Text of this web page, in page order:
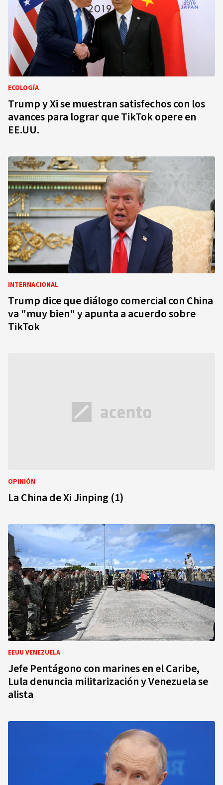
ECOLOGÍA
Trump y Xi se muestran satisfechos con los
avances para lograr que TikTok opere en
EE.UU.
INTERNACIONAL
Trump dice que diálogo comercial con China
va "muy bien" y apunta a acuerdo sobre
TikTok
OPINIÓN
La China de Xi Jinping (1)
EEUU VENEZUELA
Jefe Pentágono con marines en el Caribe,
Lula denuncia militarización y Venezuela se
alista